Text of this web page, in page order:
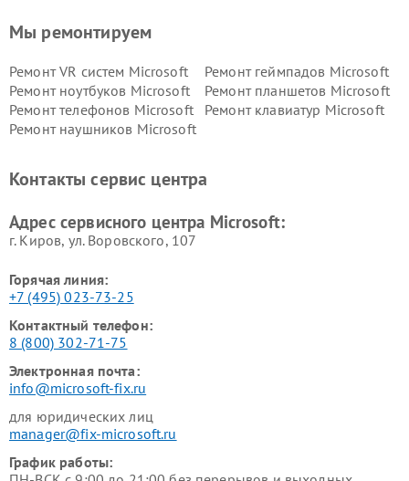
Мы ремонтируем
Ремонт VR систем Microsoft
Ремонт геймпадов Microsoft
Ремонт ноутбуков Microsoft
Ремонт планшетов Microsoft
Ремонт телефонов Microsoft
Ремонт клавиатур Microsoft
Ремонт наушников Microsoft
Контакты сервис центра
Адрес сервисного центра Microsoft:
г. Киров, ул. Воровского, 107
Горячая линия:
+7 (495) 023-73-25
Контактный телефон:
8 (800) 302-71-75
Электронная почта:
info@microsoft-fix.ru
для юридических лиц
manager@fix-microsoft.ru
График работы: